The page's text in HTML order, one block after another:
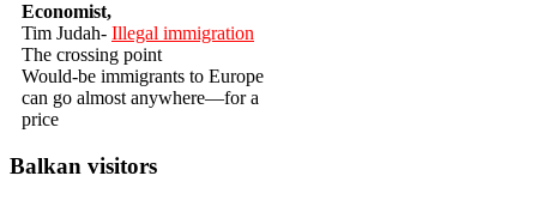
Economist,
Tim Judah- Illegal immigration
The crossing point
Would-be immigrants to Europe
can go almost anywhere—for a
price
Balkan visitors